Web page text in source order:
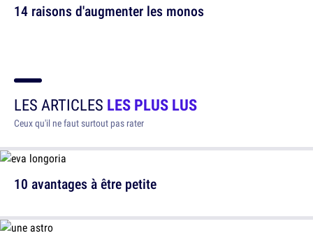
14 raisons d'augmenter les monos
LES ARTICLES LES PLUS LUS
Ceux qu'il ne faut surtout pas rater
10 avantages à être petite